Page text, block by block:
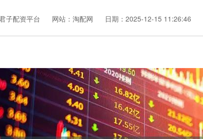
子配资平台 网站：淘配网 日期：2025-12-15 11:26:46